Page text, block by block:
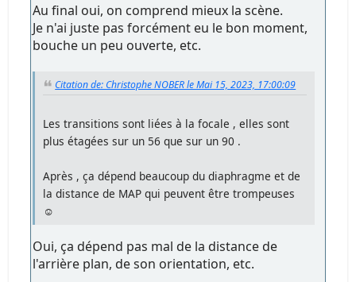
Au final oui, on comprend mieux la scène.
Je n'ai juste pas forcément eu le bon moment,
bouche un peu ouverte, etc.
Citation de: Christophe NOBER le Mai 15, 2023, 17:00:09
Les transitions sont liées à la focale , elles sont
plus étagées sur un 56 que sur un 90 .
Après , ça dépend beaucoup du diaphragme et de
la distance de MAP qui peuvent être trompeuses
☺️
Oui, ça dépend pas mal de la distance de
l'arrière plan, de son orientation, etc.